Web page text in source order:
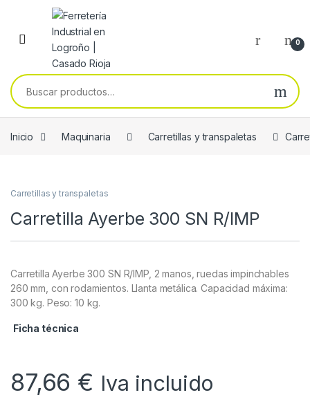
Skip to navigation
Skip to content
0
Buscar por:
Inicio Maquinaria Carretillas y transpaletas
Carretillas y transpaletas
Carretilla Ayerbe 300 SN R/IMP
Carretilla Ayerbe 300 SN R/IMP, 2 manos, ruedas impinchables
260 mm, con rodamientos. Llanta metálica. Capacidad máxima:
300 kg. Peso: 10 kg.
Ficha técnica
87,66 € Iva incluido